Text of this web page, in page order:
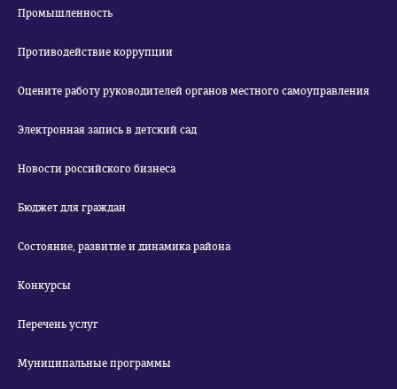
Промышленность
Противодействие коррупции
Оцените работу руководителей органов местного самоуправления
Электронная запись в детский сад
Новости российского бизнеса
Бюджет для граждан
Состояние, развитие и динамика района
Конкурсы
Перечень услуг
Муниципальные программы